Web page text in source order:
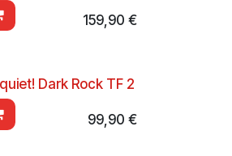
159,90 €
Dark Rock TF 2
99,90 €